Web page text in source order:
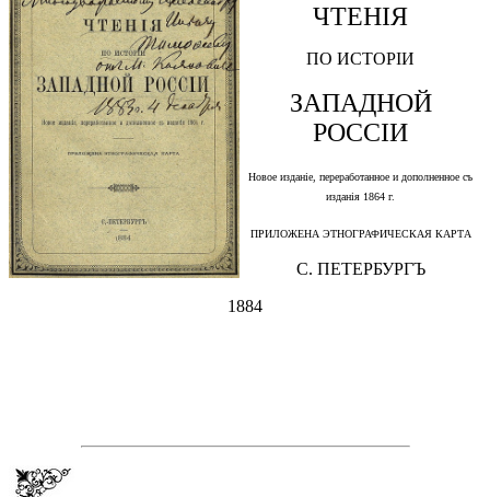
ЧТЕНIЯ
ПО ИСТОРIИ
ЗАПАДНОЙ
РОССIИ
Новое изданiе, переработанное и дополненное съ
изданiя 1864 г.
ПРИЛОЖЕНА ЭТНОГРАФИЧЕСКАЯ КАРТА
С. ПЕТЕРБУРГЪ
1884